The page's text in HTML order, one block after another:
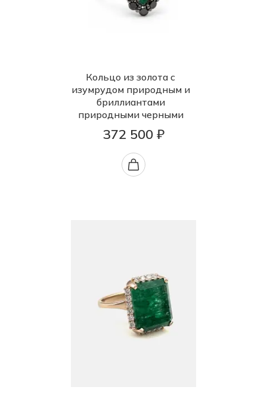
Кольцо из золота с
изумрудом природным и
бриллиантами
природными черными
372 500 ₽